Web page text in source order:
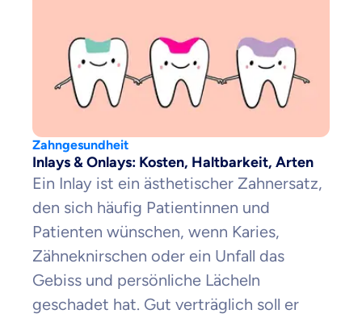
Zahngesundheit
Inlays & Onlays: Kosten, Haltbarkeit, Arten
Ein Inlay ist ein ästhetischer Zahnersatz,
den sich häufig Patientinnen und
Patienten wünschen, wenn Karies,
Zähneknirschen oder ein Unfall das
Gebiss und persönliche Lächeln
geschadet hat. Gut verträglich soll er